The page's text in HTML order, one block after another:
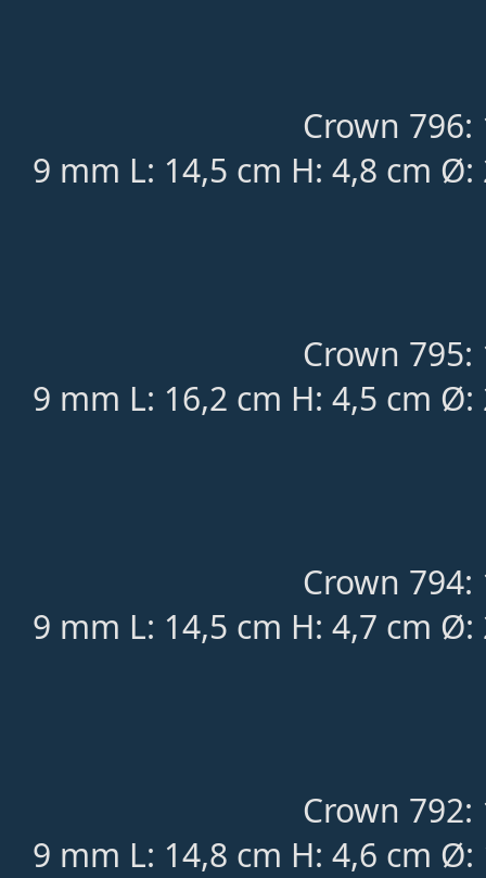
Crown 796:
9 mm L: 14,5 cm H: 4,8 cm
Crown 795:
9 mm L: 16,2 cm H: 4,5 cm
Crown 794:
9 mm L: 14,5 cm H: 4,7 cm
Crown 792:
9 mm L: 14,8 cm H: 4,6 cm